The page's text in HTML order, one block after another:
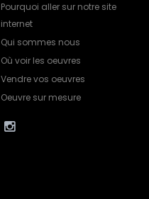
Pourquoi aller sur notre site
internet
Qui sommes nous
Où voir les oeuvres
Vendre vos oeuvres
Oeuvre sur mesure